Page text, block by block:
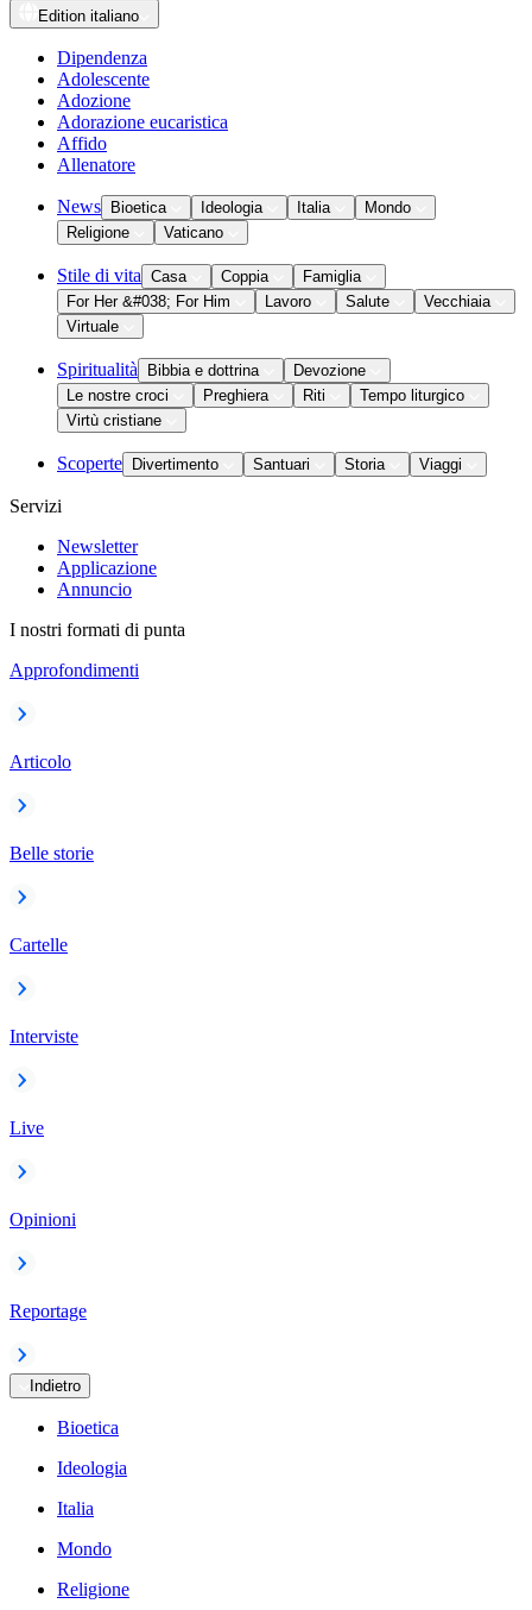
Edition italiano
Dipendenza
Adolescente
Adozione
Adorazione eucaristica
Affido
Allenatore
News Bioetica Ideologia Italia
Mondo
Religione
Vaticano
Stile di vita Casa Coppia
Famiglia
For Her &#038; For Him
Lavoro Salute
Vecchiaia
Virtuale
Spiritualità Bibbia e dottrina
Devozione
Le nostre croci
Preghiera Riti
Tempo liturgico
Virtù cristiane
Scoperte Divertimento Santuari Storia Viaggi
Servizi
Newsletter
Applicazione
Annuncio
I nostri formati di punta
Approfondimenti
Articolo
Belle storie
Cartelle
Interviste
Live
Opinioni
Reportage
Indietro
Bioetica
Ideologia
Italia
Mondo
Religione